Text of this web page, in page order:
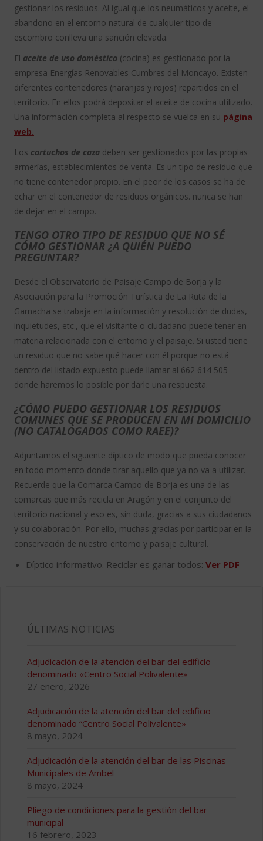
gestionar los residuos. Al igual que los neumáticos y aceite, el
abandono en el entorno natural de cualquier tipo de
escombro conlleva una sanción elevada.
El aceite de uso doméstico (cocina) es gestionado por la
empresa Energías Renovables Cumbres del Moncayo. Existen
diferentes contenedores (naranjas y rojos) repartidos en el
territorio. En ellos podrá depositar el aceite de cocina utilizado.
Una información completa al respecto se vuelca en su página
web.
Los cartuchos de cazadeben ser gestionados por las propias
armerías, establecimientos de venta. Es un tipo de residuo que
no tiene contenedor propio. En el peor de los casos se ha de
echar en el contenedor de residuos orgánicos. nunca se han
de dejar en el campo.
TENGO OTRO TIPO DE RESIDUO QUE NO SÉ
CÓMO GESTIONAR ¿A QUIÉN PUEDO
PREGUNTAR?
Desde el Observatorio de Paisaje Campo de Borja y la
Asociación para la Promoción Turística de La Ruta de la
Garnacha se trabaja en la información y resolución de dudas,
inquietudes, etc., que el visitante o ciudadano puede tener en
materia relacionada con el entorno y el paisaje. Si usted tiene
un residuo que no sabe qué hacer con él porque no está
dentro del listado expuesto puede llamar al 662 614 505
donde haremos lo posible por darle una respuesta.
¿CÓMO PUEDO GESTIONAR LOS RESIDUOS
COMUNES QUE SE PRODUCEN EN MI DOMICILIO
(NO CATALOGADOS COMO RAEE)?
Adjuntamos el siguiente díptico de modo que pueda conocer
en todo momento donde tirar aquello que ya no va a utilizar.
Recuerde que la Comarca Campo de Borja es una de las
comarcas que más recicla en Aragón y en el conjunto del
territorio nacional y eso es, sin duda, gracias a sus ciudadanos
y su colaboración. Por ello, muchas gracias por participar en la
conservación de nuestro entorno y paisaje cultural.
Díptico informativo. Reciclar es ganar todos: Ver PDF
ÚLTIMAS NOTICIAS
Adjudicación de la atención del bar del edificio
denominado «Centro Social Polivalente»
27 enero, 2026
Adjudicación de la atención del bar del edificio
denominado “Centro Social Polivalente»
8 mayo, 2024
Adjudicación de la atención del bar de las Piscinas
Municipales de Ambel
8 mayo, 2024
Pliego de condiciones para la gestión del bar
municipal
16 febrero, 2023